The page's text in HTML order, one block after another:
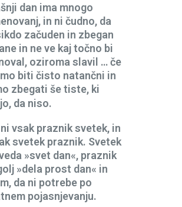
dan ima mnogo
in ni čudno, da
začuden in zbegan
in ne ve kaj točno bi
oziroma slavil … če
biti čisto natančni in
zbegati še tiste, ki
da niso.
vsak praznik svetek, in
svetek praznik. Svetek
»svet dan«, praznik
»dela prost dan« in
da ni potrebe po
pojasnjevanju.